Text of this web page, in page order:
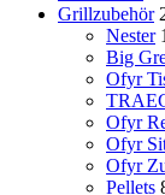
Grillzubehör
Nester 1
Big
Ofyr
Ofyr
Ofyr
Ofyr
Pellets